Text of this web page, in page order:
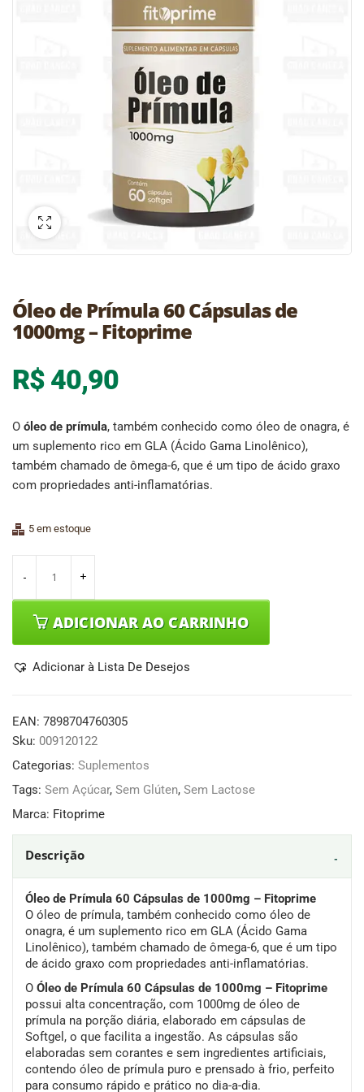
Óleo de Prímula 60 Cápsulas de
1000mg – Fitoprime
R$ 40,90
O óleo de prímula, também conhecido como óleo de onagra, é
um suplemento rico em GLA (Ácido Gama Linolênico),
também chamado de ômega-6, que é um tipo de ácido graxo
com propriedades anti-inflamatórias.
5 em estoque
ADICIONAR AO CARRINHO
Adicionar à Lista De Desejos
EAN: 7898704760305
Sku: 009120122
Categorias: Suplementos
Tags: Sem Açúcar, Sem Glúten, Sem Lactose
Marca: Fitoprime
Descrição
Óleo de Prímula 60 Cápsulas de 1000mg – Fitoprime
O óleo de prímula, também conhecido como óleo de
onagra, é um suplemento rico em GLA (Ácido Gama
Linolênico), também chamado de ômega-6, que é um tipo
de ácido graxo com propriedades anti-inflamatórias.
O Óleo de Prímula 60 Cápsulas de 1000mg – Fitoprime
possui alta concentração, com 1000mg de óleo de
prímula na porção diária, elaborado em cápsulas de
Softgel, o que facilita a ingestão. As cápsulas são
elaboradas sem corantes e sem ingredientes artificiais,
contendo óleo de prímula puro e prensado à frio, perfeito
para consumo rápido e prático no dia-a-dia.